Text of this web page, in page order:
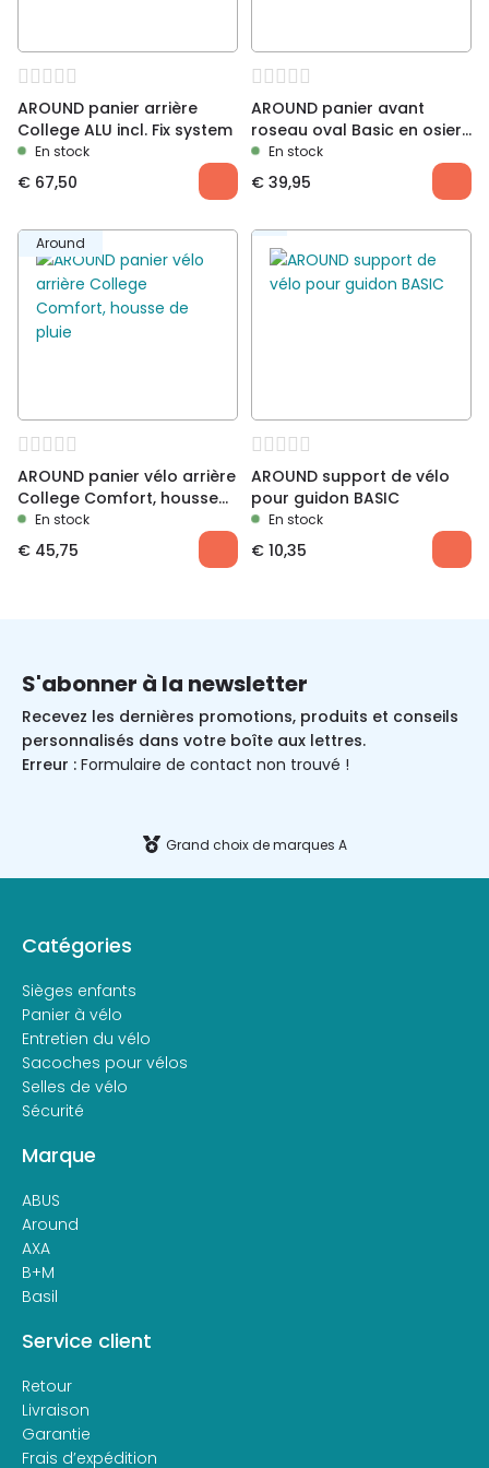
AROUND panier arrière
College ALU incl. Fix system
En stock
€ 67,50
AROUND panier avant
roseau oval Basic en osier,
naturel
En stock
€ 39,95
Around
AROUND panier vélo arrière
College Comfort, housse
de pluie
En stock
€ 45,75
AROUND support de vélo
pour guidon BASIC
En stock
€ 10,35
S'abonner à la newsletter
Recevez les dernières promotions, produits et conseils
personnalisés dans votre boîte aux lettres.
Erreur : Formulaire de contact non trouvé !
Grand choix de marques A
Catégories
Sièges enfants
Panier à vélo
Entretien du vélo
Sacoches pour vélos
Selles de vélo
Sécurité
Marque
ABUS
Around
AXA
B+M
Basil
Service client
Retour
Livraison
Garantie
Frais d’expédition